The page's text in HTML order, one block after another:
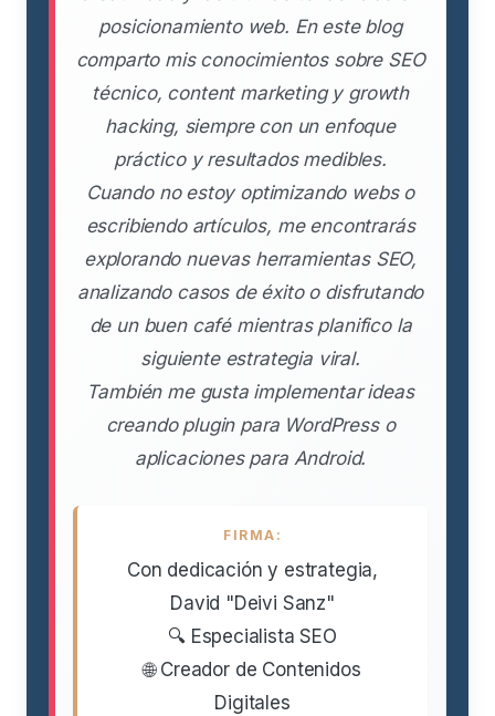
posicionamiento web. En este blog
comparto mis conocimientos sobre SEO
técnico, content marketing y growth
hacking, siempre con un enfoque
práctico y resultados medibles.
Cuando no estoy optimizando webs o
escribiendo artículos, me encontrarás
explorando nuevas herramientas SEO,
analizando casos de éxito o disfrutando
de un buen café mientras planifico la
siguiente estrategia viral.
También me gusta implementar ideas
creando plugin para WordPress o
aplicaciones para Android.
FIRMA:
Con dedicación y estrategia,
David "Deivi Sanz"
🔍 Especialista SEO
🌐 Creador de Contenidos
Digitales